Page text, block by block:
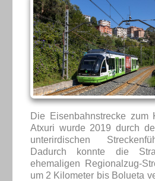
Die Eisenbahnstrecke zum
Atxuri wurde 2019 durch
unterirdischen
Dadurch konnte die
ehemaligen Regionalzug-
um 2 Kilometer bis Bolueta